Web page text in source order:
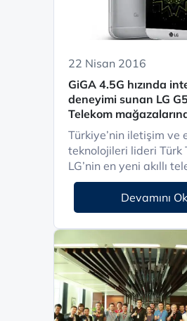
22 Nisan 2016
GiGA 4.5G hızında
deneyimi sunan LG
Telekom
Türkiye’nin iletişim ve
teknolojileri lideri Türk
LG’nin en yeni akıllı
Devamını